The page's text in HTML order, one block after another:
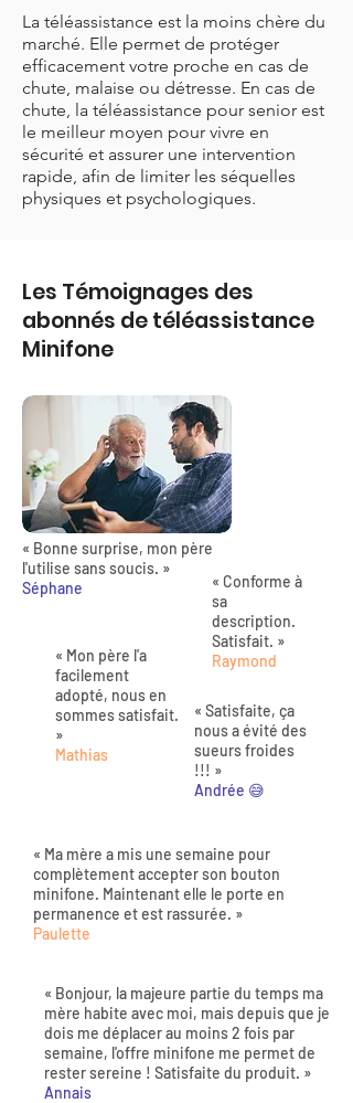
La téléassistance est la moins chère du
marché. Elle permet de protéger
efficacement votre proche en cas de
chute, malaise ou détresse. En cas de
chute, la téléassistance pour senior est
le meilleur moyen pour vivre en
sécurité et assurer une intervention
rapide, afin de limiter les séquelles
physiques et psychologiques.
Les Témoignages des
abonnés de téléassistance
Minifone
« Bonne surprise, mon père
l'utilise sans soucis. »
Séphane
« Mon père l'a
facilement
adopté, nous en
sommes satisfait.
»
Mathias
« Conforme à
sa
description.
Satisfait. »
Raymond
« Satisfaite, ça
nous a évité des
sueurs froides
!!! »
Andrée 😅
« Ma mère a mis une semaine pour
complètement accepter son bouton
minifone. Maintenant elle le porte en
permanence et est rassurée. »
Paulette
« Bonjour, la majeure partie du temps ma
mère habite avec moi, mais depuis que je
dois me déplacer au moins 2 fois par
semaine, l'offre minifone me permet de
rester sereine ! Satisfaite du produit. »
Annais